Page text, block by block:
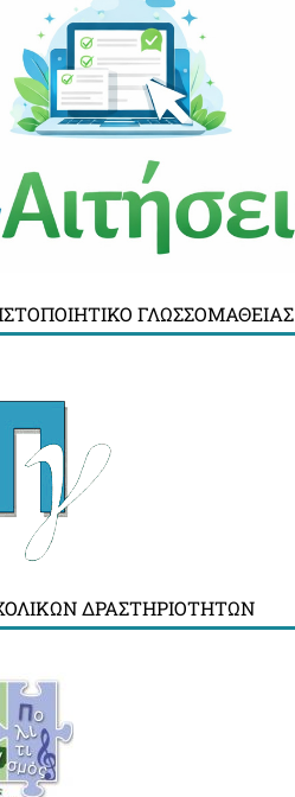
ΓΛΩΣΣΟΜΆΘΕΙΑΣ
ΔΡΑΣΤΗΡΙΟΤΉΤΩΝ